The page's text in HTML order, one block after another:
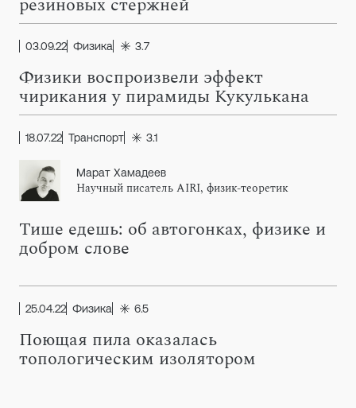
03.09.22 Физика 3.7
Физики воспроизвели эффект
чирикания у пирамиды Кукулькана
18.07.22 Транспорт 3.1
Марат Хамадеев
Научный писатель AIRI, физик-теоретик
Тише едешь: об автогонках, физике и
добром слове
25.04.22 Физика 6.5
Поющая пила оказалась
топологическим изолятором